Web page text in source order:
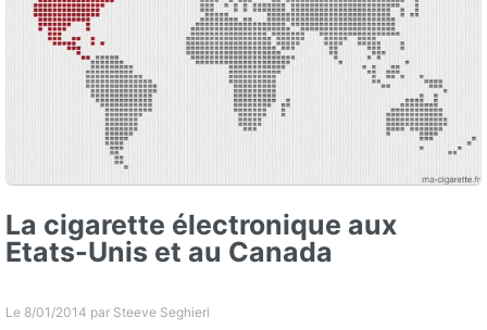
La cigarette électronique aux
Etats-Unis et au Canada
Le 8/01/2014 par Steeve Seghieri